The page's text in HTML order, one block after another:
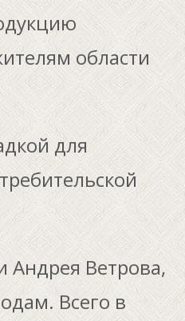
области
для
Андрея Ветрова,
Всего в